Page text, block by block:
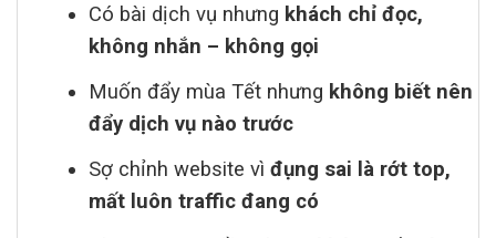
Có bài dịch vụ nhưng khách chỉ đọc,
không nhắn – không gọi
Muốn đẩy mùa Tết nhưng không biết nên
đẩy dịch vụ nào trước
Sợ chỉnh website vìđụng sai là rớt top,
mất luôn traffic đang có